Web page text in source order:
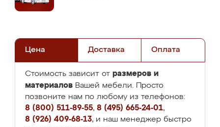
Цена Доставка Оплата
Стоимость зависит от размеров и
материалов Вашей мебели. Просто
позвоните нам по любому из телефонов:
8 (800) 511-89-55, 8 (495) 665-24-01,
8 (926) 409-68-13, и наш менеджер быстро